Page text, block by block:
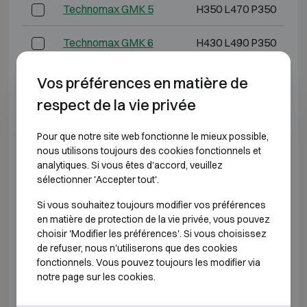
Technomax GMK 5 H350 L470 P350
Technomax GMK 6 H430 L490 P350
Technomax GMK 7 H490 L430 P400
Technomax GMD 3
Technomax GMD 4 H280 L400 P350
Technomax GMD 5
Technomax GMD 6 H430 L490 P350
Technomax GMD 7 H490 L430 P400
Technomax GMT 4
Vos préférences en matière de
respect de la vie privée
Pour que notre site web fonctionne le mieux possible,
nous utilisons toujours des cookies fonctionnels et
analytiques. Si vous êtes d'accord, veuillez
sélectionner 'Accepter tout'.
Si vous souhaitez toujours modifier vos préférences
en matière de protection de la vie privée, vous pouvez
choisir 'Modifier les préférences'. Si vous choisissez
de refuser, nous n'utiliserons que des cookies
fonctionnels. Vous pouvez toujours les modifier via
notre page sur les cookies.